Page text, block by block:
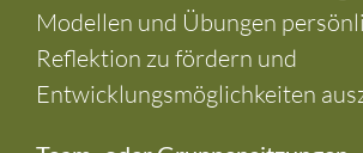
Modellen und Übungen
Reflektion zu fördern und
Entwicklungsmöglichkeiten